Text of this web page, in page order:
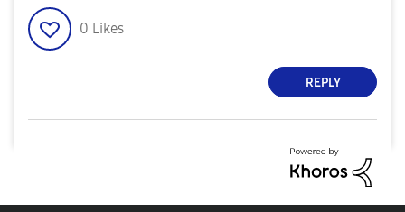
0 Likes
REPLY